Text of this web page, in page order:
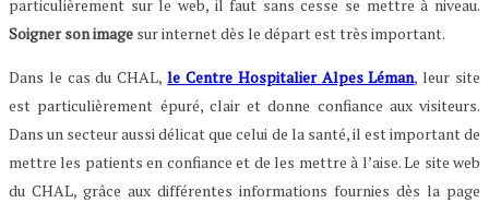
particulièrement sur le web, il faut sans cesse se mettre à niveau.
Soigner son image sur internet dès le départ est très important.
Dans le cas du CHAL,le Centre Hospitalier Alpes Léman, leur site
est particulièrement épuré, clair et donne confiance aux visiteurs.
Dans un secteur aussi délicat que celui de la santé, il est important de
mettre les patients en confiance et de les mettre à l’aise. Le site web
du CHAL, grâce aux différentes informations fournies dès la page